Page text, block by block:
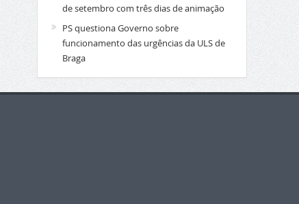
de setembro com três dias de animação
PS questiona Governo sobre
funcionamento das urgências da ULS de
Braga